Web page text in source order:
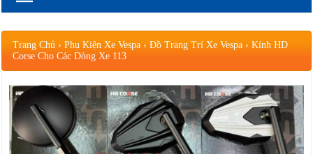
Trang Chủ ›Phụ Kiện Xe Vespa ›Đồ Trang Trí Xe Vespa ›Kính HD
Corse Cho Các Dòng Xe 113